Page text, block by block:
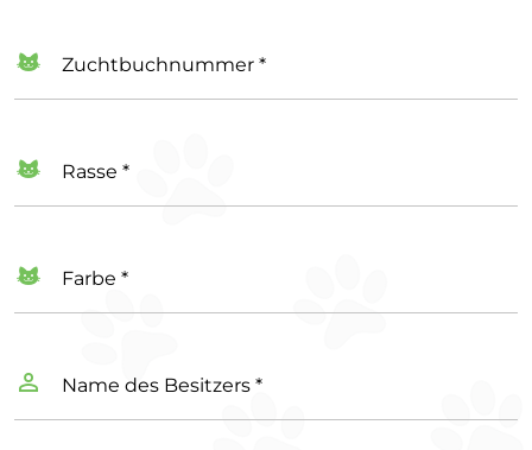
Zuchtbuchnummer *
Rasse *
Farbe *
Name des Besitzers *